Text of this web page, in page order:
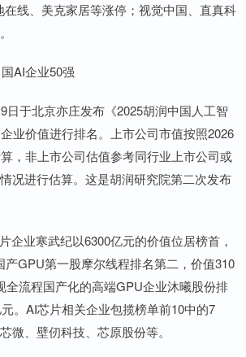
线、美克家居等涨停；视觉中国、直真科
AI企业50强
于北京亦庄发布《2025胡润中国人工智
业价值进行排名。上市公司市值按照2026
，非上市公司估值参考同行业上市公司或
况进行估算。这是胡润研究院第二次发布
业寒武纪以6300亿元的价值位居榜首，
产GPU第一股摩尔线程排名第二，价值310
全流程国产化的高端GPU企业沐曦股份排
。AI芯片相关企业包揽榜单前10中的7
微、壁仞科技、芯原股份等。